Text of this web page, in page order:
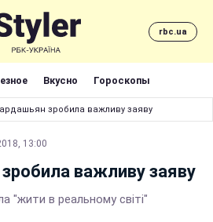
rbc.ua
Вкусно Гороскопы
зробила важливу заяву
13:00
важливу заяву
"жити в реальному світі"